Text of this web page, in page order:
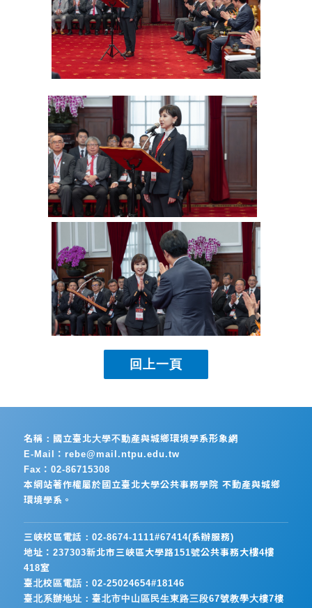
三峽校區電話：02-8674-1111#67414(系辦服務)
地址：237303新北市三峽區大學路151號公共事務大樓4樓
418室
臺北校區電話：02-25024654#18146
臺北系辦地址：臺北市中山區民生東路三段67號教學大樓7樓
名稱：國立臺北大學不動產與城鄉環境學系形象網
E-Mail：rebe@mail.ntpu.edu.tw
Fax：02-86715308
本網站著作權屬於國立臺北大學公共事務學院 不動產與城鄉
環境學系。